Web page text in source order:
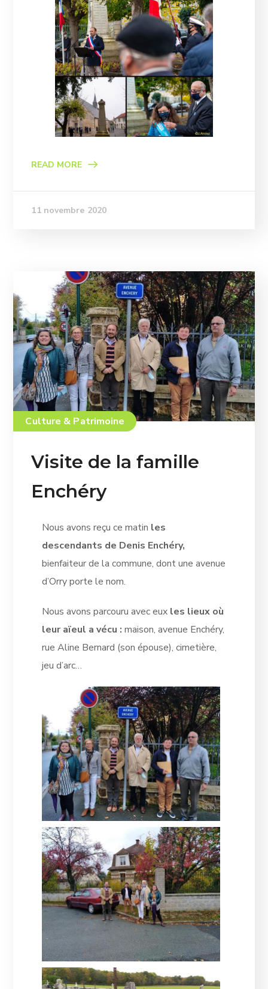
READ MORE
11 novembre 2020
Culture & Patrimoine
Visite de la famille
Enchéry
Nous avons reçu ce matin les
descendants de Denis Enchéry,
bienfaiteur de la commune, dont une avenue
d’Orry porte le nom.
Nous avons parcouru avec eux les lieux où
leur aïeul a vécu : maison, avenue Enchéry,
rue Aline Bernard (son épouse), cimetière,
jeu d’arc…